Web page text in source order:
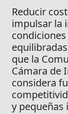
Reducir
impulsar la
que la
Cámara de
considera
y pequeñas